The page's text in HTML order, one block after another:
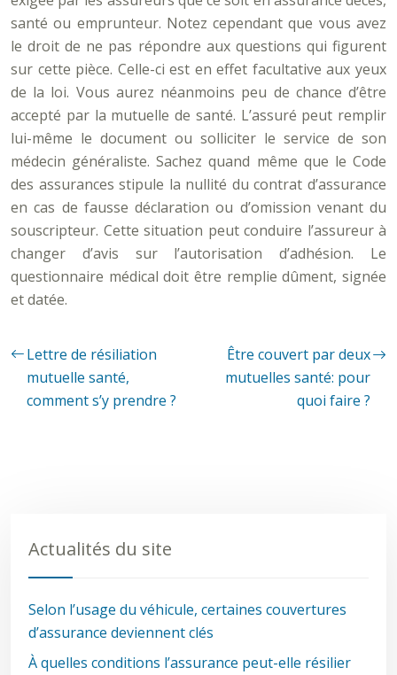
santé ou emprunteur. Notez cependant que vous avez
le droit de ne pas répondre aux questions qui figurent
sur cette pièce. Celle-ci est en effet facultative aux yeux
de la loi. Vous aurez néanmoins peu de chance d’être
accepté par la mutuelle de santé. L’assuré peut remplir
lui-même le document ou solliciter le service de son
médecin généraliste. Sachez quand même que le Code
des assurances stipule la nullité du contrat d’assurance
en cas de fausse déclaration ou d’omission venant du
souscripteur. Cette situation peut conduire l’assureur à
changer d’avis sur l’autorisation d’adhésion. Le
questionnaire médical doit être remplie dûment, signée
et datée.
Lettre de résiliation
mutuelle santé,
comment s’y prendre ?
Être couvert par deux
mutuelles santé: pour
quoi faire ?
Actualités du site
Selon l’usage du véhicule, certaines couvertures
d’assurance deviennent clés
À quelles conditions l’assurance peut-elle résilier